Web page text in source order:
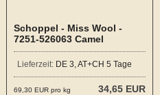
Schoppel - Miss Wool -
7251-526063 Camel
Lieferzeit: DE 3, AT+CH 5 Tage
34,65 EUR
69,30 EUR pro kg